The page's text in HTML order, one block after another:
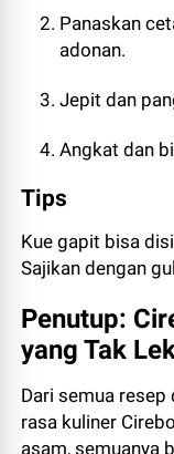
Panaskan
adonan.
Jepit dan
Angkat dan
Tips
Kue gapit bisa
Sajikan dengan
Penutup:
yang Tak
Dari semua
rasa kuliner
asam, semuanya